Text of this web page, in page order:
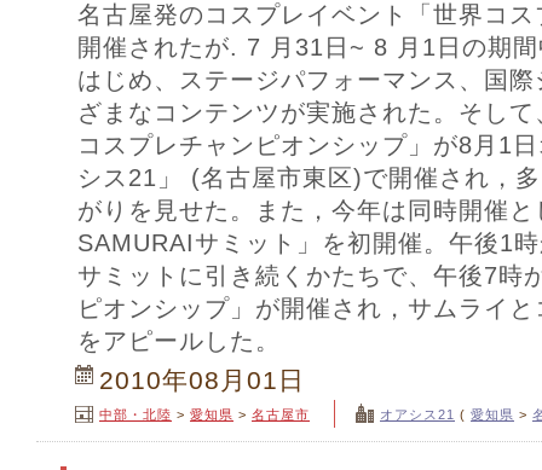
名古屋発のコスプレイベント「世界コ
開催されたが. 7 月31日~ 8 月1日の期
はじめ、ステージパフォーマンス、国
ざまなコンテンツが実施された。そし
コスプレチャンピオンシップ」が8月1
シス21」 (名古屋市東区)で開催され，
がりを見せた。また，今年は同時開催
SAMURAIサミット」を初開催。午後1
サミットに引き続くかたちで、午後7時
ピオンシップ」が開催され，サムライ
をアピールした。
2010年08月01日
中部・北陸 > 愛知県 > 名古屋市 オアシス21 ( 愛知県 >